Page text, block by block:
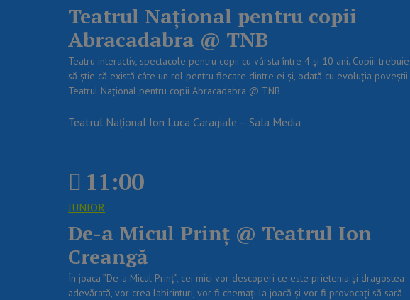
Teatrul Naţional pentru copii
Abracadabra @ TNB
Teatru interactiv, spectacole pentru copii cu vârsta între 4 și 10 ani. Copiii trebuie
să ştie că există câte un rol pentru fiecare dintre ei şi, odată cu evoluţia poveştii.
Teatrul Naţional pentru copii Abracadabra @ TNB
Teatrul Național Ion Luca Caragiale – Sala Media
11:00
JUNIOR
De-a Micul Prinț @ Teatrul Ion
Creangă
În joaca ”De-a Micul Prinț”, cei mici vor descoperi ce este prietenia și dragostea
adevărată, vor crea labirinturi, vor fi chemați la joacă și vor fi provocați să sară